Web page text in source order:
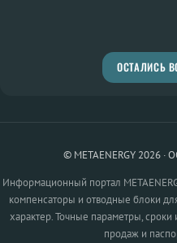
ОСТАЛИСЬ
© METAENERGY 2026
Информационный портал
компенсаторы и отводные блоки
характер. Точные параметры,
продаж и